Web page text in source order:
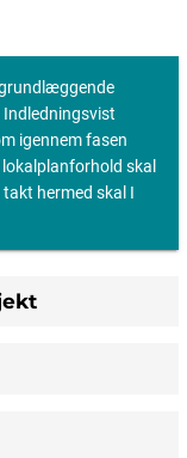
igennem fasen
skal
hermed skal I